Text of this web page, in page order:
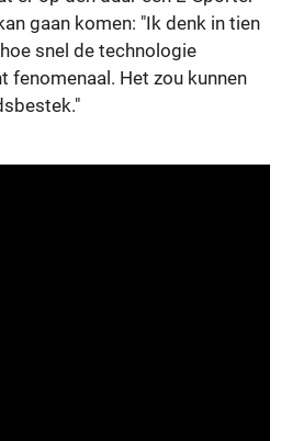
gaan komen: "Ik denk in tien
snel de technologie
fenomenaal. Het zou kunnen